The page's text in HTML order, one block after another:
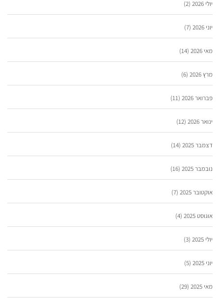
יולי 2026 (2)
יוני 2026 (7)
מאי 2026 (14)
מרץ 2026 (6)
פברואר 2026 (11)
ינואר 2026 (12)
דצמבר 2025 (14)
נובמבר 2025 (16)
אוקטובר 2025 (7)
אוגוסט 2025 (4)
יולי 2025 (3)
יוני 2025 (5)
מאי 2025 (29)